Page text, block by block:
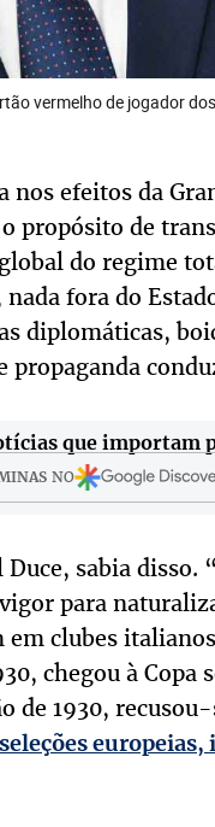
vermelho de jogador
nos efeitos da
propósito de
do regime
fora do
diplomáticas,
que importam
NO
sabia
para
clubes
chegou à Copa
de 1930,